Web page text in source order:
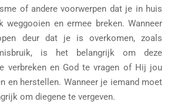
of andere voorwerpen dat je in huis
en ermee breken. Wanneer
deur dat je is overkomen, zoals
is het belangrijk om deze
verbreken en God te vragen of Hij jou
en herstellen. Wanneer je iemand moet
om diegene te vergeven.